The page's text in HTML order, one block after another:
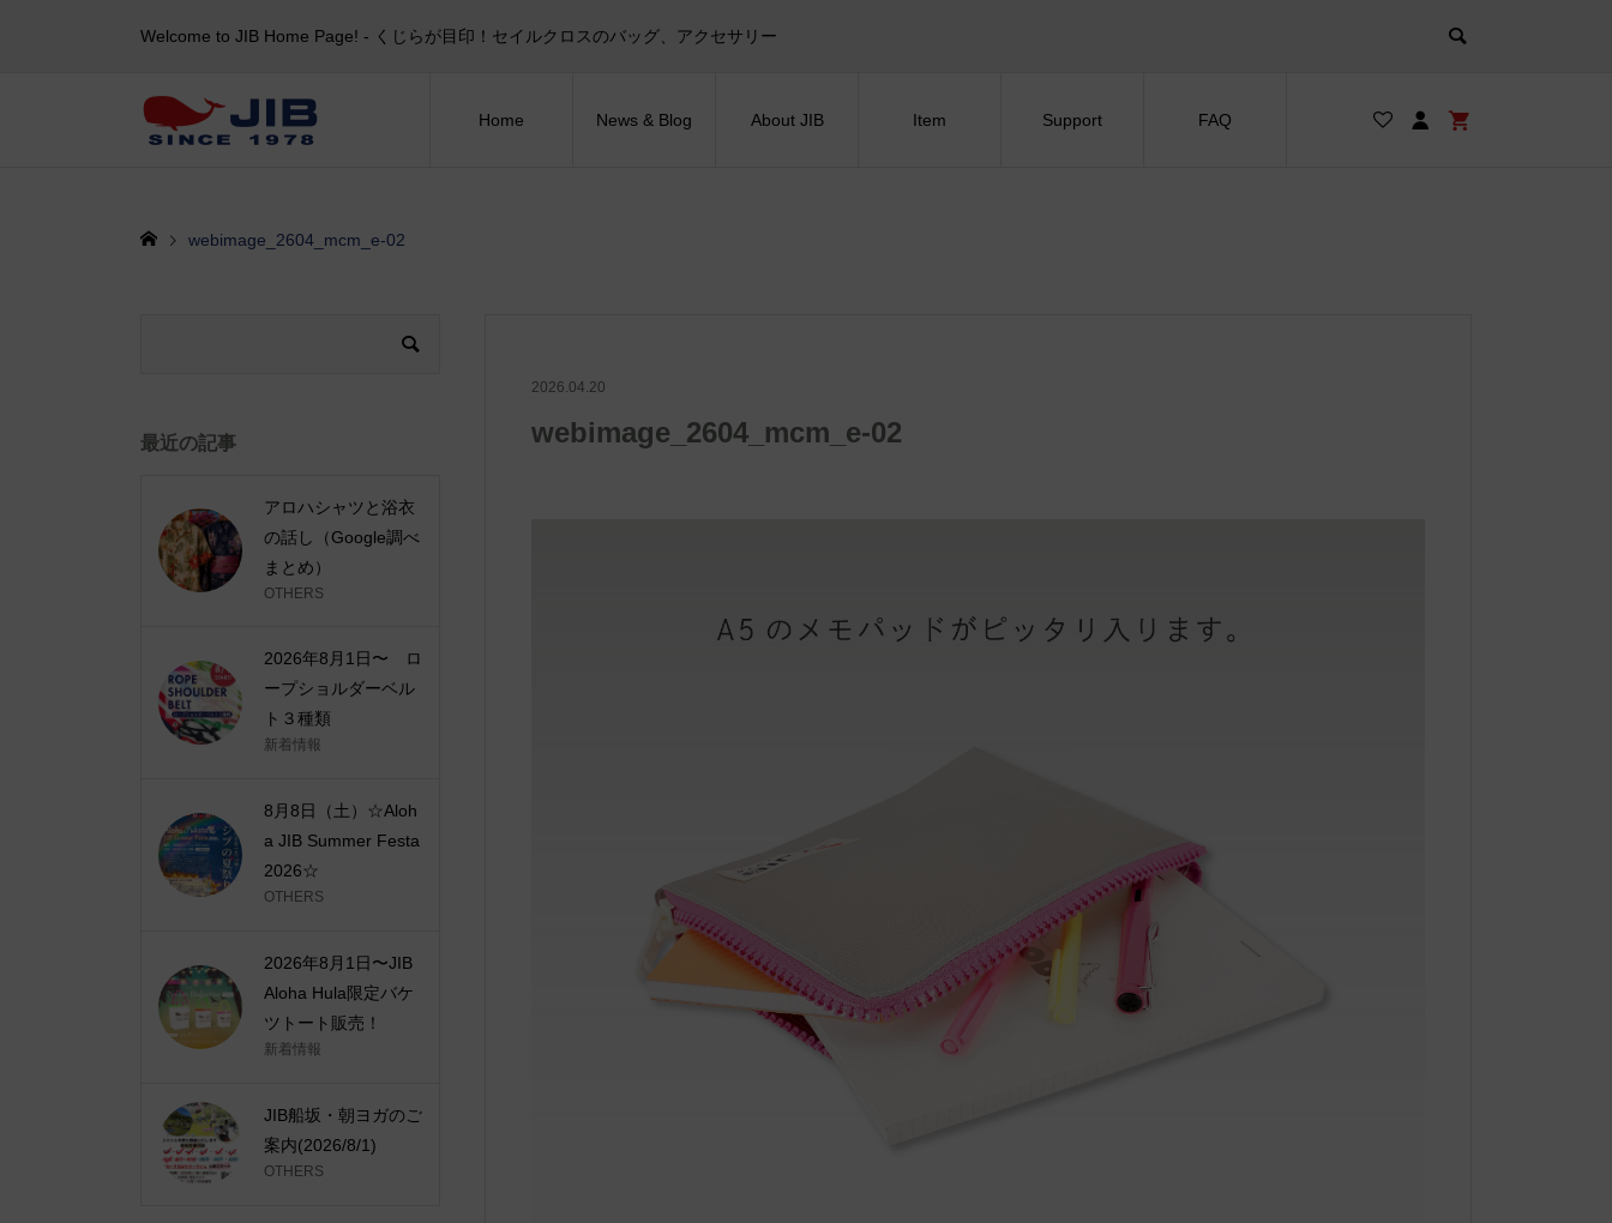
Welcome to JIB Home Page! ‐ くじらが目印！セイルクロスのバッグ、アクセサリー
Home News & Blog About JIB Item Support FAQ
webimage_2604_mcm_e-02
2026.04.20
webimage_2604_mcm_e-02
最近の記事
アロハシャツと浴衣
の話し（Google調べ
まとめ）
OTHERS
2026年8月1日〜 ロ
ープショルダーベル
ト３種類
新着情報
8月8日（土）☆Aloh
a JIB Summer Festa
2026☆
OTHERS
2026年8月1日〜JIB
Aloha Hula限定バケ
ツトート販売！
新着情報
JIB船坂・朝ヨガのご
案内(2026/8/1)
OTHERS